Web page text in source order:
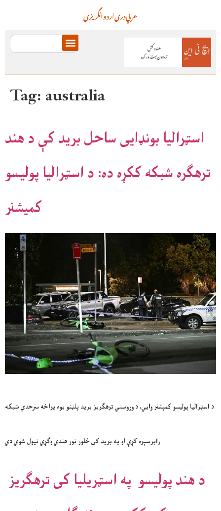
انگریزیاردودریعربي
Tag:australia
اسټرالیا بونډایی ساحل برید کې د هند
ترهګره شبکه ککړه ده: د اسټرالیا پولیسو
کمیشنر
د اسټرالیا پولیسو کمېشنر وایي، د وروستي ترهګریز برید پلټنو یوه پراخه سرحدي شبکه
رابرسېره کړې او په برید کی څلور نور هندي وګړي نیول شوي دي